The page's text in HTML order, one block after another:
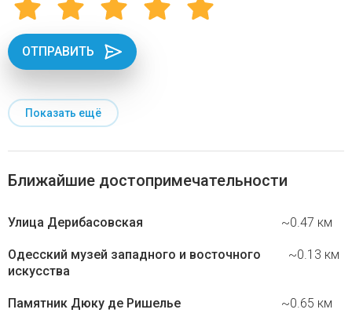
ОТПРАВИТЬ
Показать ещё
Ближайшие достопримечательности
Улица Дерибасовская ~0.47 км
Одесский музей западного и восточного
искусства
~0.13 км
Памятник Дюку де Ришелье ~0.65 км